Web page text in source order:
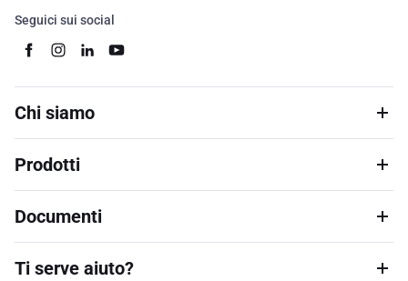
Seguici sui social
Chi siamo
Prodotti
Documenti
Ti serve aiuto?